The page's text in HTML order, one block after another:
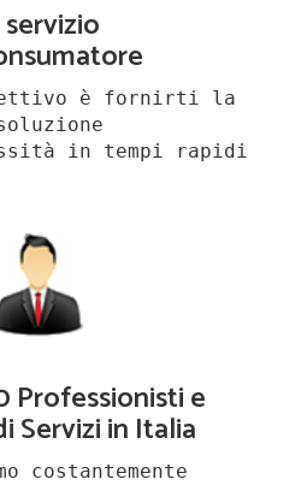
è fornirti la
in tempi rapidi
Professionisti e
Servizi in Italia
costantemente